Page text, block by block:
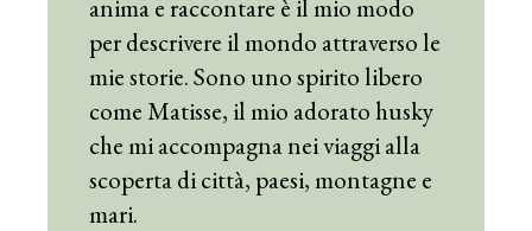
anima e raccontare è il mio modo
per descrivere il mondo attraverso le
mie storie. Sono uno spirito libero
come Matisse, il mio adorato husky
che mi accompagna nei viaggi alla
scoperta di città, paesi, montagne e
mari.